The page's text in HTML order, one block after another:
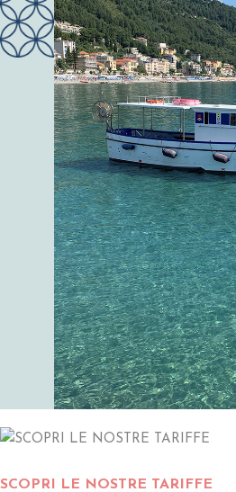
SCOPRI LE NOSTRE TARIFFE